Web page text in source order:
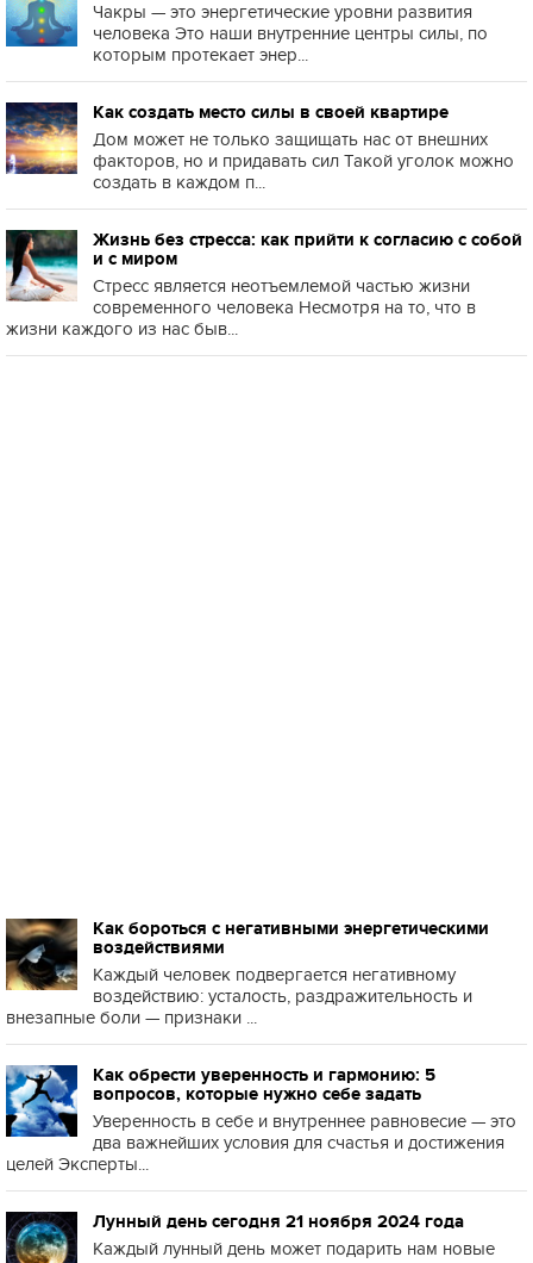
Чакры — это энергетические уровни развития
человека Это наши внутренние центры силы, по
которым протекает энер...
Как создать место силы в своей квартире
Дом может не только защищать нас от внешних
факторов, но и придавать сил Такой уголок можно
создать в каждом п...
Жизнь без стресса: как прийти к согласию с собой
и с миром
Стресс является неотъемлемой частью жизни
современного человека Несмотря на то, что в
жизни каждого из нас быв...
Как бороться с негативными энергетическими
воздействиями
Каждый человек подвергается негативному
воздействию: усталость, раздражительность и
внезапные боли — признаки ...
Как обрести уверенность и гармонию: 5
вопросов, которые нужно себе задать
Уверенность в себе и внутреннее равновесие — это
два важнейших условия для счастья и достижения
целей Эксперты...
Лунный день сегодня 21 ноября 2024 года
Каждый лунный день может подарить нам новые